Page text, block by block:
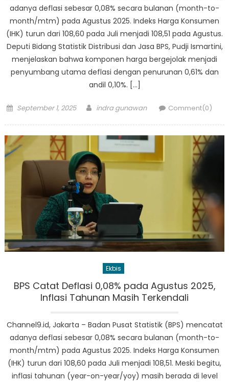
adanya deflasi sebesar 0,08% secara bulanan (month-to-
month/mtm) pada Agustus 2025. Indeks Harga Konsumen
(IHK) turun dari 108,60 pada Juli menjadi 108,51 pada Agustus.
Deputi Bidang Statistik Distribusi dan Jasa BPS, Pudji Ismartini,
menjelaskan bahwa komponen harga bergejolak menjadi
penyumbang utama deflasi dengan penurunan 0,61% dan
andil 0,10%. […]
Posted
September 1, 2025 Author
indra gunawan Comment(0)
Ekbis
BPS Catat Deflasi 0,08% pada Agustus 2025,
Inflasi Tahunan Masih Terkendali
Channel9.id, Jakarta – Badan Pusat Statistik (BPS) mencatat
adanya deflasi sebesar 0,08% secara bulanan (month-to-
month/mtm) pada Agustus 2025. Indeks Harga Konsumen
(IHK) turun dari 108,60 pada Juli menjadi 108,51. Meski begitu,
inflasi tahunan (year-on-year/yoy) masih berada di level